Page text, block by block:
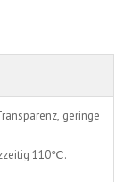
geringe
110℃.